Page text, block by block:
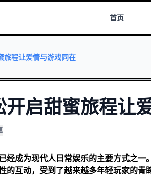
首页
旅程让爱情与游戏同在
启甜蜜旅程让
经成为现代人日常娱乐的主要方式之
的互动，受到了越来越多年轻玩家的青